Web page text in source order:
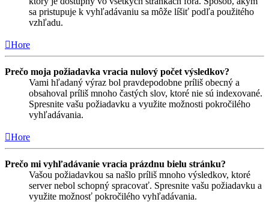
sa pristupuje k vyhľadávaniu sa môže líšiť podľa použitého
vzhľadu.
Hore
Prečo moja požiadavka vracia nulový počet výsledkov?
Vami hľadaný výraz bol pravdepodobne príliš obecný a
obsahoval príliš mnoho častých slov, ktoré nie sú indexované.
Spresnite vašu požiadavku a využite možnosti pokročilého
vyhľadávania.
Hore
Prečo mi vyhľadávanie vracia prázdnu bielu stránku?
Vašou požiadavkou sa našlo príliš mnoho výsledkov, ktoré
server nebol schopný spracovať. Spresnite vašu požiadavku a
využite možnosť pokročilého vyhľadávania.